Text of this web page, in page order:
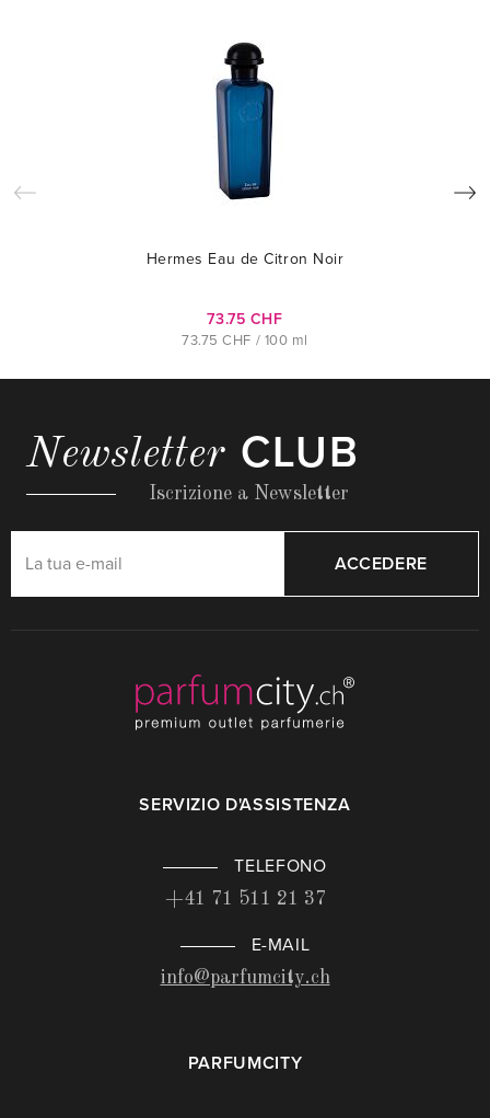
Hermes Eau de Citron Noir
73.75 CHF
73.75 CHF / 100 ml
Newsletter CLUB
Iscrizione a Newsletter
ACCEDERE
SERVIZIO D'ASSISTENZA
TELEFONO
+41 71 511 21 37
E-MAIL
info@parfumcity.ch
PARFUMCITY